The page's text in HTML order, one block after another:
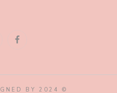
© 2024 VERVIE. DESIGNED BY